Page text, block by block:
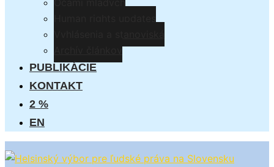
PUBLIKÁCIE
KONTAKT
2 %
EN